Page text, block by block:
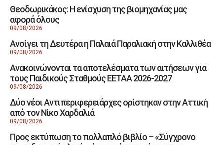
Θεοδωρικάκος: Η ενίσχυση της βιομηχανίας μας
αφορά όλους
09/08/2026
Ανοίγει τη Δευτέρα η Παλαιά Παραλιακή στην Καλλιθέα
09/08/2026
Ανακοινώνονται τα αποτελέσματα των αιτήσεων για
τους Παιδικούς Σταθμούς ΕΕΤΑΑ 2026-2027
09/08/2026
Δύο νέοι Αντιπεριφερειάρχες ορίστηκαν στην Αττική
από τον Νίκο Χαρδαλιά
09/08/2026
Προς εκτύπωση το πολλαπλό βιβλίο – «Σύγχρονο